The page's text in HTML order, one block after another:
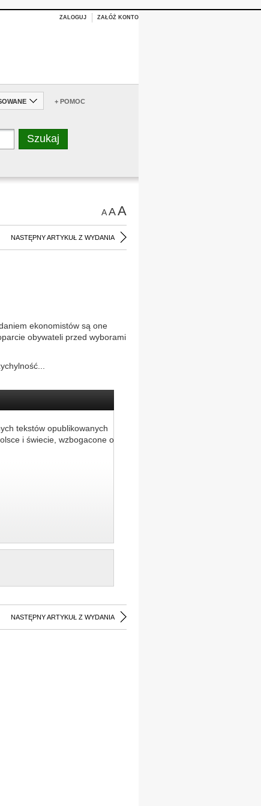
ZALOGUJ ZAŁÓŻ KONTO
+ POMOC
AAA
NASTĘPNY ARTYKUŁ Z WYDANIA
ekonomistów są one
obywateli przed wyborami
tekstów opublikowanych
i świecie, wzbogacone o
NASTĘPNY ARTYKUŁ Z WYDANIA